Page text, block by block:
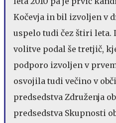
Kočevja in bil izvoljen v
uspelo tudi čez štiri leta.
volitve podal še tretjič,
podporo izvoljen v
osvojila tudi večino v
predsedstva Združenja
predsedstva Skupnosti